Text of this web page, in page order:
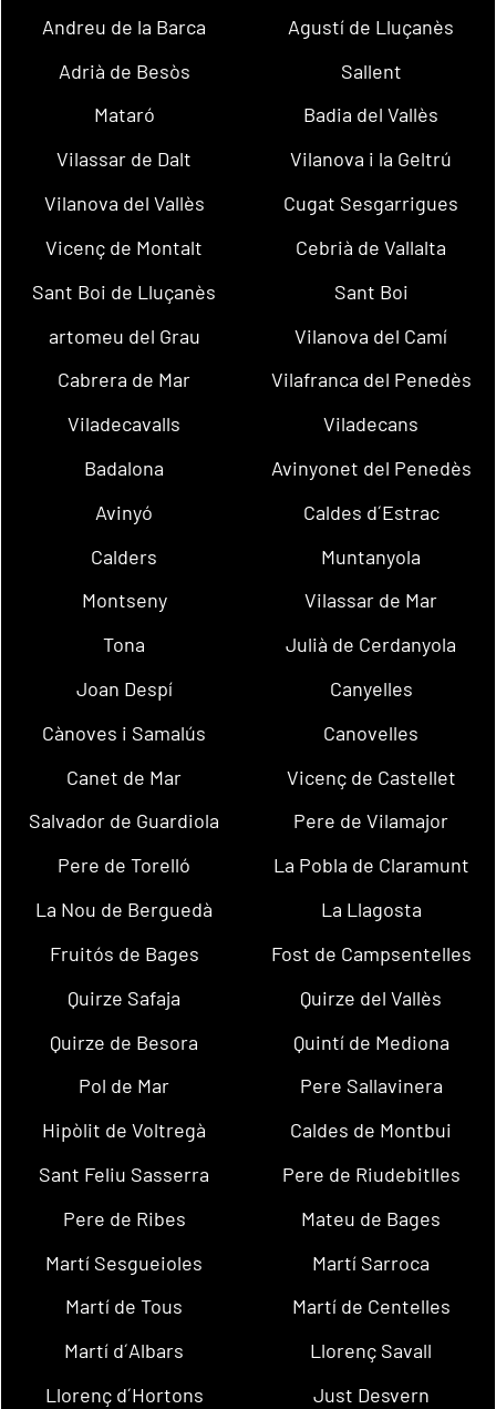
Andreu de la Barca
Agustí de Lluçanès
Adrià de Besòs
Sallent
Mataró
Badia del Vallès
Vilassar de Dalt
Vilanova i la Geltrú
Vilanova del Vallès
Cugat Sesgarrigues
Vicenç de Montalt
Cebrià de Vallalta
Sant Boi de Lluçanès
Sant Boi
artomeu del Grau
Vilanova del Camí
Cabrera de Mar
Vilafranca del Penedès
Viladecavalls
Viladecans
Badalona
Avinyonet del Penedès
Avinyó
Caldes d´Estrac
Calders
Muntanyola
Montseny
Vilassar de Mar
Tona
Julià de Cerdanyola
Joan Despí
Canyelles
Cànoves i Samalús
Canovelles
Canet de Mar
Vicenç de Castellet
Salvador de Guardiola
Pere de Vilamajor
Pere de Torelló
La Pobla de Claramunt
La Nou de Berguedà
La Llagosta
Fruitós de Bages
Fost de Campsentelles
Quirze Safaja
Quirze del Vallès
Quirze de Besora
Quintí de Mediona
Pol de Mar
Pere Sallavinera
Hipòlit de Voltregà
Caldes de Montbui
Sant Feliu Sasserra
Pere de Riudebitlles
Pere de Ribes
Mateu de Bages
Martí Sesgueioles
Martí Sarroca
Martí de Tous
Martí de Centelles
Martí d´Albars
Llorenç Savall
Llorenç d´Hortons
Just Desvern